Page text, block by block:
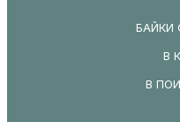
БАЙКИ
В
В